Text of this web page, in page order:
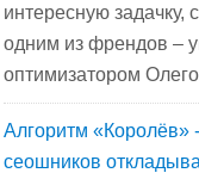
интересную
одним из френдов –
оптимизатором
Алгоритм «Королёв»
сеошников